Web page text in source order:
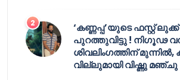
‘കണ്ണപ്പ’യുടെ ഫസ്റ്റ്
പുറത്തുവിട്ടു ! നിഗൂഢ
ശിവലിംഗത്തിന്
വില്ലുമായി വിഷ്ണു മഞ്ചു